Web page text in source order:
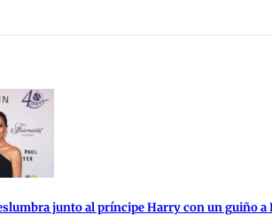
junto al príncipe Harry con un guiño a